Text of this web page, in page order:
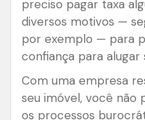
preciso pagar taxa
diversos motivos —
por exemplo — para
confiança para alugar
Com uma empresa
seu imóvel, você não
os processos